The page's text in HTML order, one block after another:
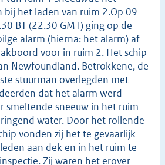
bij het laden van ruim 2.Op 09-
BT (22.30 GMT) ging op de
alarm (hierna: het alarm) af
voor in ruim 2. Het schip
Newfoundland. Betrokkene, de
stuurman overlegden met
dat het alarm werd
smeltende sneeuw in het ruim
water. Door het rollende
vonden zij het te gevaarlijk
aan dek en in het ruim te
Zij waren het erover